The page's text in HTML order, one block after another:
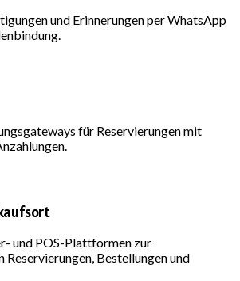
und Erinnerungen per WhatsApp
für Reservierungen mit
und POS-Plattformen zur
Reservierungen, Bestellungen und